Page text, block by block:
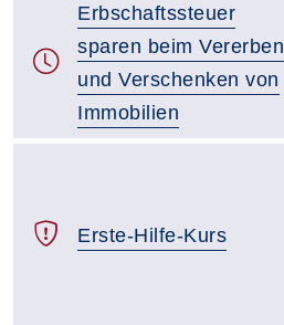
Erbschaftssteuer
sparen beim Vererben
und Verschenken von
Immobilien
Erste-Hilfe-Kurs